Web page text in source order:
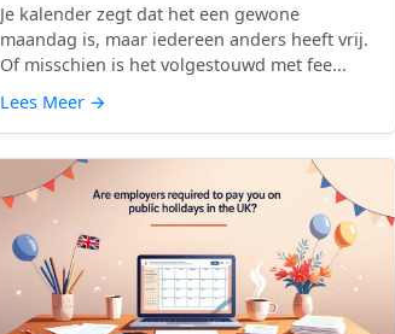
Je kalender zegt dat het een gewone
maandag is, maar iedereen anders heeft vrij.
Of misschien is het volgestouwd met fee...
Lees Meer →